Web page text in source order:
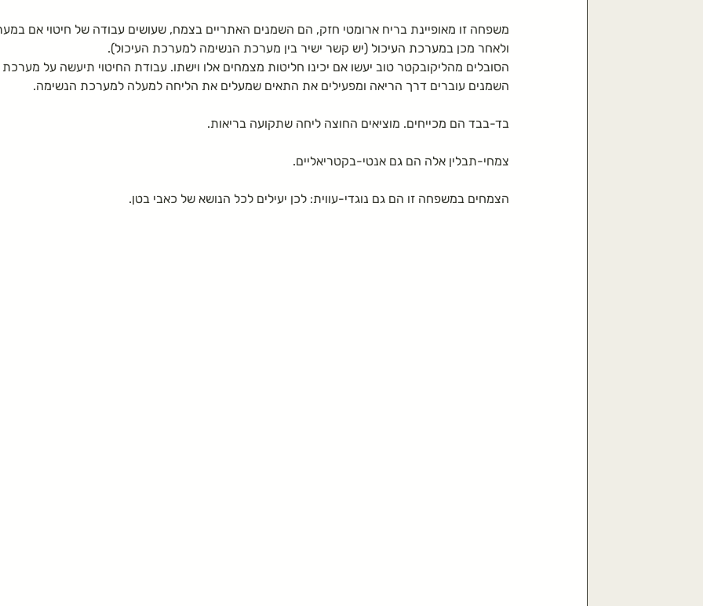
משפחה זו מאופיינת בריח ארומטי חזק, הם השמנים האתריים בצמח, שעושים עבודה של חיטוי אם
ולאחר מכן במערכת העיכול (יש קשר ישיר בין מערכת הנשימה למערכת העיכול).
הסובלים מהליקובקטר טוב יעשו אם יכינו חליטות מצמחים אלו וישתו. עבודת החיטוי תיעשה על מערכת
השמנים עוברים דרך הריאה ומפעילים את התאים שמעלים את הליחה למעלה למערכת הנשימה.
בד-בבד הם מכייחים. מוציאים החוצה ליחה שתקועה בריאות.
צמחי-תבלין אלה הם גם אנטי-בקטריאליים.
הצמחים במשפחה זו הם גם נוגדי-עווית: לכן יעילים לכל הנושא של כאבי בטן.